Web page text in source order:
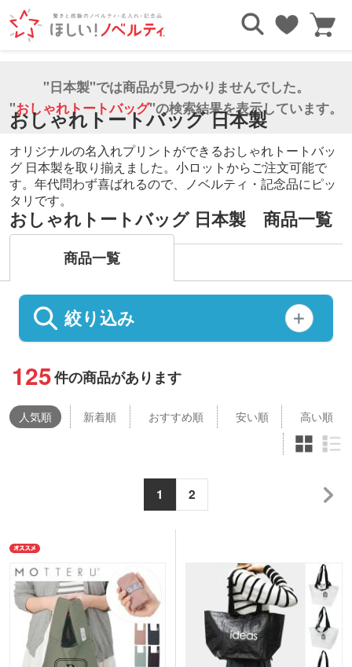
"日本製"では商品が見つかりませんでした。
"おしゃれトートバッグ"の検索結果を表示しています。
おしゃれトートバッグ 日本製
オリジナルの名入れプリントができるおしゃれトートバッ
グ 日本製を取り揃えました。小ロットからご注文可能で
す。年代問わず喜ばれるので、ノベルティ・記念品にピッ
タリです。
おしゃれトートバッグ 日本製 商品一覧
商品一覧
絞り込み
125件の商品があります
人気順 新着順 おすすめ順 安い順 高い順
1 2